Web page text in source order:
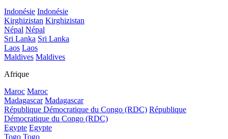
Indonésie Indonésie
Kirghizistan Kirghizistan
Népal Népal
Sri Lanka Sri Lanka
Laos Laos
Maldives Maldives
Afrique
Maroc Maroc
Madagascar Madagascar
République Démocratique du Congo (RDC) République
Démocratique du Congo (RDC)
Egypte Egypte
Togo Togo